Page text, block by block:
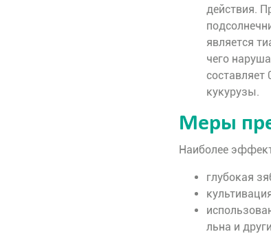
действия.
является
чего
кукурузы.
Меры
Наиболее
глубокая
льна и